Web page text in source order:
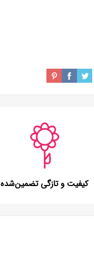
کیفیت و تازگی تضمین‌شده